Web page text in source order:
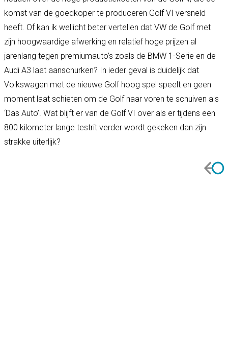
komst van de goedkoper te produceren Golf VI versneld
heeft. Of kan ik wellicht beter vertellen dat VW de Golf met
zijn hoogwaardige afwerking en relatief hoge prijzen al
jarenlang tegen premiumauto’s zoals de BMW 1-Serie en de
Audi A3 laat aanschurken? In ieder geval is duidelijk dat
Volkswagen met de nieuwe Golf hoog spel speelt en geen
moment laat schieten om de Golf naar voren te schuiven als
‘Das Auto’. Wat blijft er van de Golf VI over als er tijdens een
800 kilometer lange testrit verder wordt gekeken dan zijn
strakke uiterlijk?